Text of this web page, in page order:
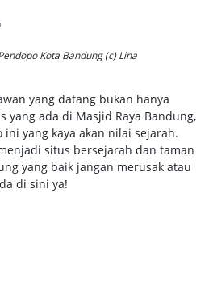
Kota Bandung (c) Lina
yang datang bukan hanya
ada di Masjid Raya Bandung,
yang kaya akan nilai sejarah.
situs bersejarah dan taman
yang baik jangan merusak atau
di sini ya!